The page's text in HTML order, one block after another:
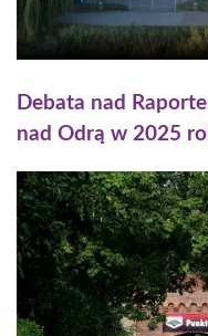
Debata nad
nad Odrą w 2025